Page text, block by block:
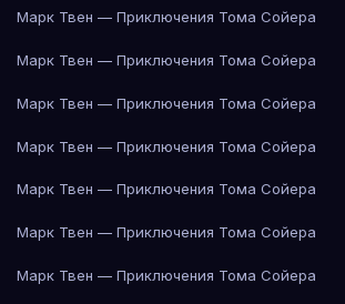
Марк Твен — Приключения Тома Сойера
Марк Твен — Приключения Тома Сойера
Марк Твен — Приключения Тома Сойера
Марк Твен — Приключения Тома Сойера
Марк Твен — Приключения Тома Сойера
Марк Твен — Приключения Тома Сойера
Марк Твен — Приключения Тома Сойера